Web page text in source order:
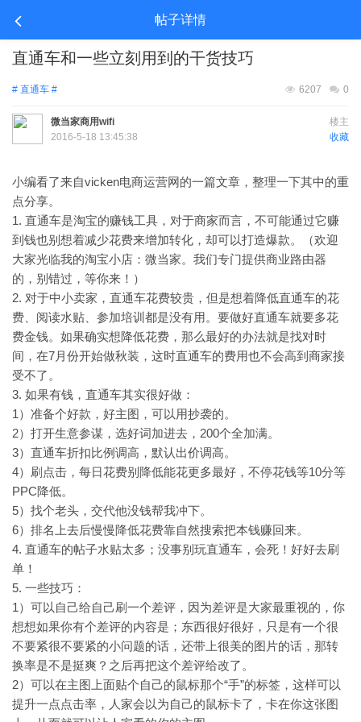
帖子详情
直通车和一些立刻用到的干货技巧
# 直通车 # 0
6207
楼主
微当家商用wifi
收藏
2016-5-18 13:45:38
小编看了来自vicken电商运营网的一篇文章，整理一下其中的重
点分享。
1. 直通车是淘宝的赚钱工具，对于商家而言，不可能通过它赚
到钱也别想着减少花费来增加转化，却可以打造爆款。（欢迎
大家光临我的淘宝小店：微当家。我们专门提供商业路由器
的，别错过，等你来！）
2. 对于中小卖家，直通车花费较贵，但是想着降低直通车的花
费、阅读水贴、参加培训都是没有用。要做好直通车就要多花
费金钱。如果确实想降低花费，那么最好的办法就是找对时
间，在7月份开始做秋装，这时直通车的费用也不会高到商家接
受不了。
3. 如果有钱，直通车其实很好做：
1）准备个好款，好主图，可以用抄袭的。
2）打开生意参谋，选好词加进去，200个全加满。
3）直通车折扣比例调高，默认出价调高。
4）刷点击，每日花费别降低能花更多最好，不停花钱等10分等
PPC降低。
5）找个老头，交代他没钱帮我冲下。
6）排名上去后慢慢降低花费靠自然搜索把本钱赚回来。
4. 直通车的帖子水贴太多；没事别玩直通车，会死！好好去刷
单！
5. 一些技巧：
1）可以自己给自己刷一个差评，因为差评是大家最重视的，你
想想如果你有个差评的内容是；东西很好很好，只是有一个很
不要紧很不要紧的小问题的话，还带上很美的图片的话，那转
换率是不是挺爽？之后再把这个差评给改了。
2）可以在主图上面贴个自己的鼠标那个“手”的标签，这样可以
提升一点点击率，人家会以为自己的鼠标卡了，卡在你这张图